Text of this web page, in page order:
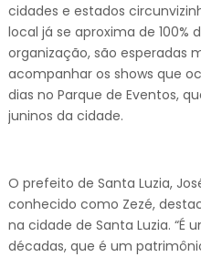
cidades e estados
local já se aproxima de 100%
organização, são esperadas
acompanhar os shows que
dias no Parque de Eventos,
juninos da cidade.
O prefeito de Santa Luzia,
conhecido como Zezé,
na cidade de Santa Luzia.
décadas, que é um